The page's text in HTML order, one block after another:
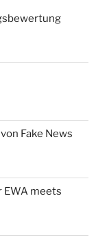
Fake News
EWA meets